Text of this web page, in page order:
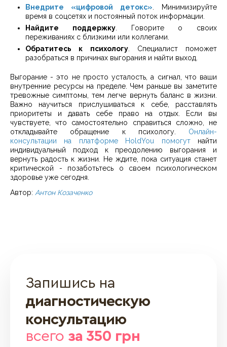
Внедрите «цифровой детокс» . Минимизируйте
время в соцсетях и постоянный поток информации.
Найдите поддержку. Говорите о своих
переживаниях с близкими или коллегами.
Обратитесь к психологу. Специалист поможет
разобраться в причинах выгорания и найти выход.
Выгорание - это не просто усталость, а сигнал, что ваши
внутренние ресурсы на пределе. Чем раньше вы заметите
тревожные симптомы, тем легче вернуть баланс в жизни.
Важно научиться прислушиваться к себе, расставлять
приоритеты и давать себе право на отдых. Если вы
чувствуете, что самостоятельно справиться сложно, не
откладывайте обращение к психологу. Онлайн-
консультации на платформе HoldYou помогутнайти
индивидуальный подход к преодолению выгорания и
вернуть радость к жизни. Не ждите, пока ситуация станет
критической - позаботьтесь о своем психологическом
здоровье уже сегодня.
Автор: Антон Козаченко
Запишись на
диагностическую
консультацию
всего за 350 грн